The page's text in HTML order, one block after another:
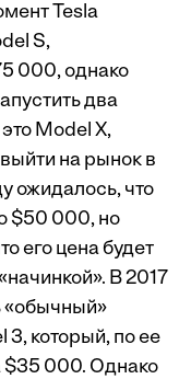
Tesla
S,
000, однако
два
Model X,
на рынок в
ожидалось, что
$50 000, но
его цена будет
В 2017
«обычный»
3, который, по ее
$35 000. Однако